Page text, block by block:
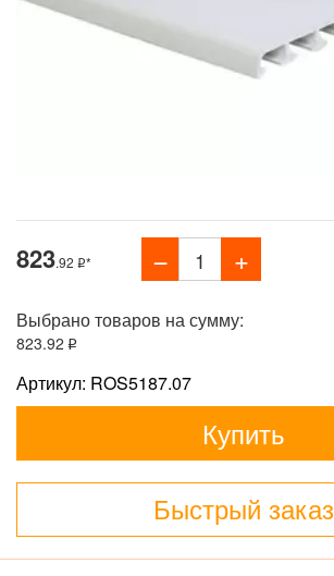
823.92 *
Выбрано товаров на сумму:
823.92
Артикул: ROS5187.07
Купить
Быстрый заказ